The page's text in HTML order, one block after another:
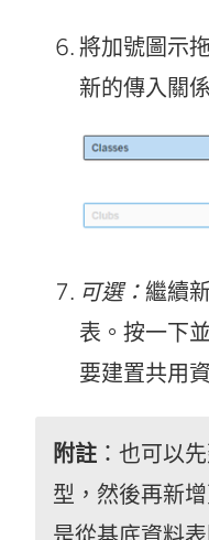
將加號圖示
新的傳入關
可選： 繼續
表。按一下
要建置共用
附註 ：也可以
型，然後再新